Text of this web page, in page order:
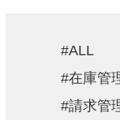
ALL
在庫管
請求管